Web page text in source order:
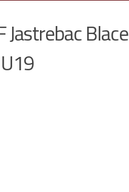
Blace